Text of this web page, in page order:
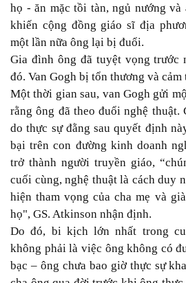
họ - ăn mặc tồi tàn, ngủ nướng và
khiến cộng đồng giáo sĩ địa
một lần nữa ông lại bị đuổi.
Gia đình ông đã tuyệt vọng trước
đó. Van Gogh bị tổn thương và cảm
Một thời gian sau, van Gogh gửi
rằng ông đã theo đuổi nghệ
do thực sự đằng sau quyết định
bại trên con đường kinh doanh
trở thành người truyền giáo,
cuối cùng, nghệ thuật là cách duy
hiện tham vọng của cha mẹ và
họ", GS. Atkinson nhận định.
Do đó, bi kịch lớn nhất trong
không phải là việc ông không có
bạc – ông chưa bao giờ thực sự